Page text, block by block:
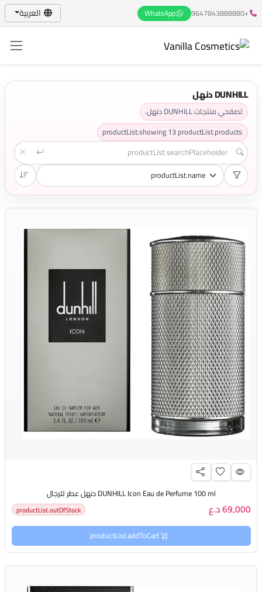
+9647843888880
WhatsApp العربية
DUNHILL دنهل
تصفحي منتجات DUNHILL دنهل.
productList.showing13productList.products
DUNHILL Icon Eau de Perfume 100 ml دنهل عطر للرجال
69,000 د.ع productList.outOfStock
productList.addToCart